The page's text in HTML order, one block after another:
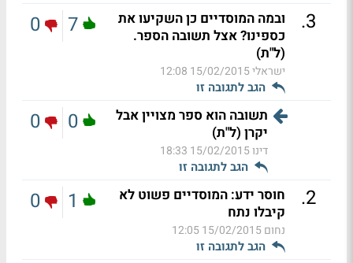
3
.
ובמה המוסדיים כן השקיעו את
כספינו? אצל תשובה הספר.
(ל"ת)
ישראלי15/02/2015 12:08
הגב לתגובה זו
7
0
תשובה הוא ספר מצויין אבל
יקרן (ל"ת)
דינו15/02/2015 18:33
הגב לתגובה זו
0
0
2
.
חוסר ידע: המוסדיים פשוט לא
קיבלו נתח
נחום15/02/2015 12:05
הגב לתגובה זו
1
0